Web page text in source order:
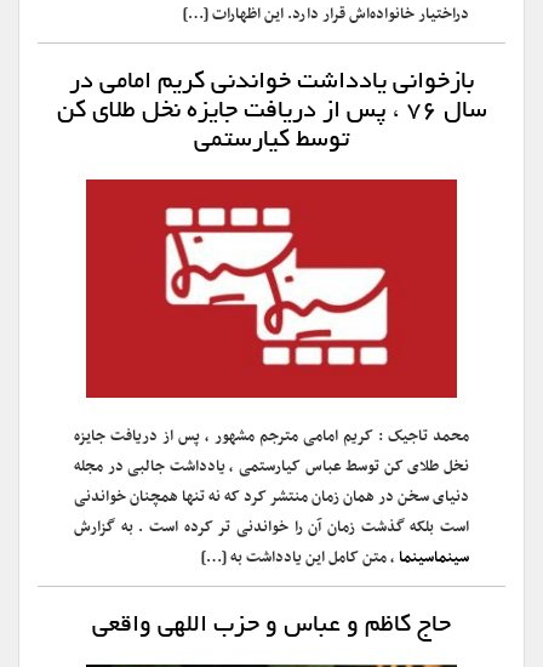
دراختیار خانواده‌اش قرار دارد. این اظهارات […]
بازخوانی یادداشت خواندنی کریم امامی در
سال ۷۶ ، پس از دریافت جایزه نخل طلای کن
توسط کیارستمی
محمد تاجیک : کریم امامی مترجم مشهور ، پس از دریافت جایزه
نخل طلای کن توسط عباس کیارستمی ، یادداشت جالبی در مجله
دنیای سخن در همان زمان منتشر کرد که نه تنها همچنان خواندنی
است بلکه گذشت زمان آن را خواندنی تر کرده است . به گزارش
سینماسینما، متن کامل این یادداشت به […]
حاج کاظم و عباس و حزب اللهی واقعی